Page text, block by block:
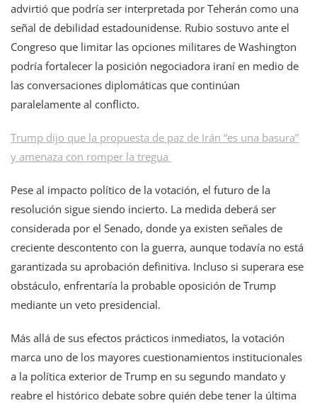
advirtió que podría ser interpretada por Teherán como una
señal de debilidad estadounidense. Rubio sostuvo ante el
Congreso que limitar las opciones militares de Washington
podría fortalecer la posición negociadora iraní en medio de
las conversaciones diplomáticas que continúan
paralelamente al conflicto.
Trump dijo que la propuesta de paz de Irán “es una basura”
y amenaza con romper la tregua
Pese al impacto político de la votación, el futuro de la
resolución sigue siendo incierto. La medida deberá ser
considerada por el Senado, donde ya existen señales de
creciente descontento con la guerra, aunque todavía no está
garantizada su aprobación definitiva. Incluso si superara ese
obstáculo, enfrentaría la probable oposición de Trump
mediante un veto presidencial.
Más allá de sus efectos prácticos inmediatos, la votación
marca uno de los mayores cuestionamientos institucionales
a la política exterior de Trump en su segundo mandato y
reabre el histórico debate sobre quién debe tener la última